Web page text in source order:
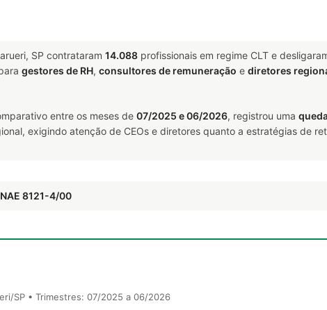
SP contrataram 14.088 profissionais em regime CLT e
gestores de RH, consultores de remuneração e diretores
entre os meses de 07/2025 e 06/2026, registrou uma
exigindo atenção de CEOs e diretores quanto a estratégias de
8121-4/00
SP • Trimestres: 07/2025 a 06/2026